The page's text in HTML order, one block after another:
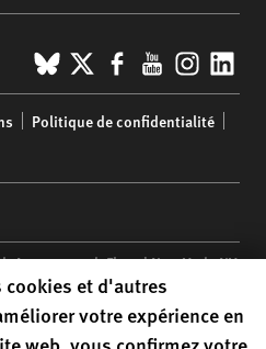
BlueSky
X Facebook
YouTube
Politique de confidentialité
Avenue, 34th Floor | New York,NY
nonprofit registered in the US
preferences
et d'autres
votre expérience en